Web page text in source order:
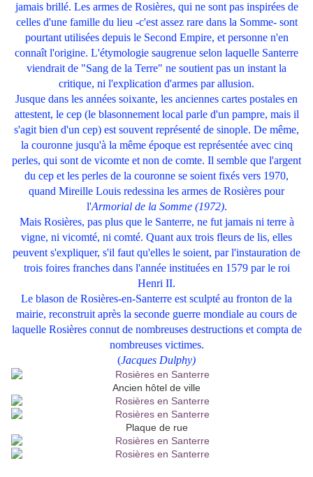
jamais brillé. Les armes de Rosières, qui ne sont pas inspirées de
celles d'une famille du lieu -c'est assez rare dans la Somme- sont
pourtant utilisées depuis le Second Empire, et personne n'en
connaît l'origine. L'étymologie saugrenue selon laquelle Santerre
viendrait de "Sang de la Terre" ne soutient pas un instant la
critique, ni l'explication d'armes par allusion.
Jusque dans les années soixante, les anciennes cartes postales en
attestent, le cep (le blasonnement local parle d'un pampre, mais il
s'agit bien d'un cep) est souvent représenté de sinople. De même,
la couronne jusqu'à la même époque est représentée avec cinq
perles, qui sont de vicomte et non de comte. Il semble que l'argent
du cep et les perles de la couronne se soient fixés vers 1970,
quand Mireille Louis redessina les armes de Rosières pour
l'Armorial de la Somme (1972).
Mais Rosières, pas plus que le Santerre, ne fut jamais ni terre à
vigne, ni vicomté, ni comté. Quant aux trois fleurs de lis, elles
peuvent s'expliquer, s'il faut qu'elles le soient, par l'instauration de
trois foires franches dans l'année instituées en 1579 par le roi
Henri II.
Le blason de Rosières-en-Santerre est sculpté au fronton de la
mairie, reconstruit après la seconde guerre mondiale au cours de
laquelle Rosières connut de nombreuses destructions et compta de
nombreuses victimes.
(Jacques Dulphy)
Ancien hôtel de ville
Plaque de rue